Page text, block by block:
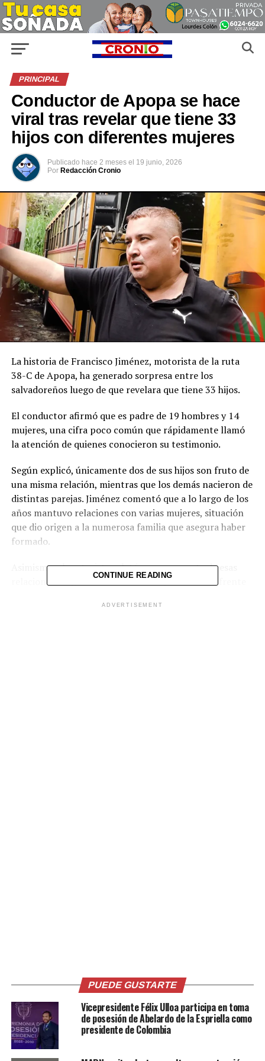
PRINCIPAL
Conductor de Apopa se hace
viral tras revelar que tiene 33
hijos con diferentes mujeres
Publicado hace 2 meses el 19 junio, 2026
Por Redacción Cronio
La historia de Francisco Jiménez, motorista de la ruta
38-C de Apopa, ha generado sorpresa entre los
salvadoreños luego de que revelara que tiene 33 hijos.
El conductor afirmó que es padre de 19 hombres y 14
mujeres, una cifra poco común que rápidamente llamó
la atención de quienes conocieron su testimonio.
Según explicó, únicamente dos de sus hijos son fruto de
una misma relación, mientras que los demás nacieron de
distintas parejas. Jiménez comentó que a lo largo de los
años mantuvo relaciones con varias mujeres, situación
que dio origen a la numerosa familia que asegura haber
formado.
Asimismo, el motorista relató que gran parte de esas
relaciones surgieron durante su etapa laboral al frente
VMT y PNC detienen a
CONTINUE READING
ADVERTISEMENT
PUEDE GUSTARTE
Vicepresidente Félix Ulloa participa en toma
de posesión de Abelardo de la Espriella como
presidente de Colombia